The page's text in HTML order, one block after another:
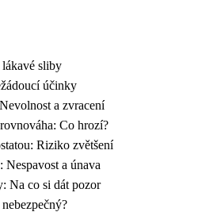
sliby
účinky
a zvracení
Co hrozí?
Riziko zvětšení
a únava
Na co si dát pozor